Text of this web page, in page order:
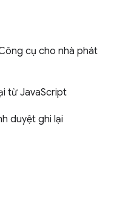
cụ cho nhà phát
từ JavaScript
duyệt ghi lại